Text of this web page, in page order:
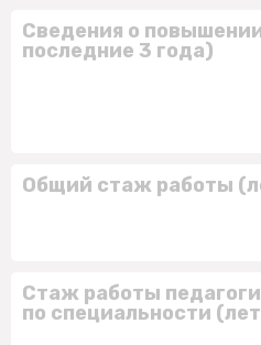
Сведения о
последние 3 года)
Общий стаж работы
Стаж работы
по специальности